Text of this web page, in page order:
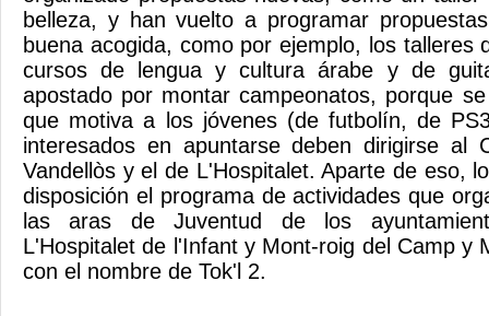
belleza, y han vuelto a programar
buena acogida, como por ejemplo, los talleres
cursos de lengua y cultura árabe y de
apostado por montar campeonatos, porque
que motiva a los jóvenes (de futbolín, de
interesados ​​en apuntarse deben dirigirse al
Vandellòs y el de L'Hospitalet. Aparte de eso,
disposición el programa de actividades que
las aras de Juventud de los
L'Hospitalet de l'Infant y Mont-roig del Camp y
con el nombre de Tok'l 2.